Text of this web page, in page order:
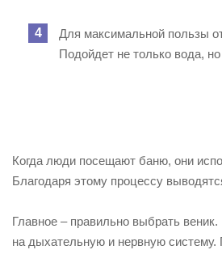
Для максимальной пользы
Подойдет не только вода,
Когда люди посещают баню, они
Благодаря этому процессу
Главное – правильно выбрать
на дыхательную и нервную